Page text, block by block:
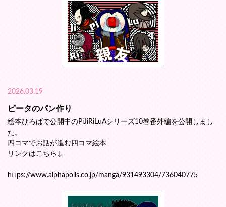
2026.03.19
ピータのパン作り
絵本ひろばで公開中のPiJiRiLuAシリーズ10巻番外編を公開しまし
た。
四コマでお話が進む四コマ絵本
リンクはこちら↓
https://www.alphapolis.co.jp/manga/931493304/736040775